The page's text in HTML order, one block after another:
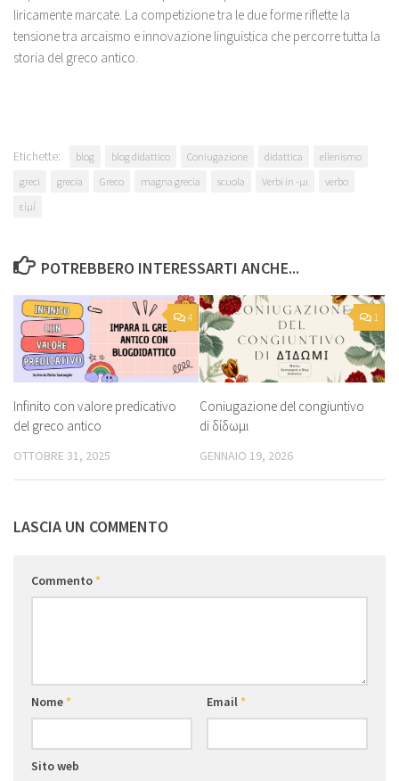
liricamente marcate. La competizione tra le due forme riflette la
tensione tra arcaismo e innovazione linguistica che percorre tutta la
storia del greco antico.
Etichette: blog blog didattico Coniugazione didattica
ellenismo
greci
grecia Greco magna grecia scuola Verbi in -μι
verbo
εἰμί
POTREBBERO INTERESSARTI ANCHE...
4
Infinito con valore predicativo
del greco antico
OTTOBRE 31, 2025
1
Coniugazione del congiuntivo
di δίδωμι
GENNAIO 19, 2026
LASCIA UN COMMENTO
Commento*
Nome* Email*
Sito web